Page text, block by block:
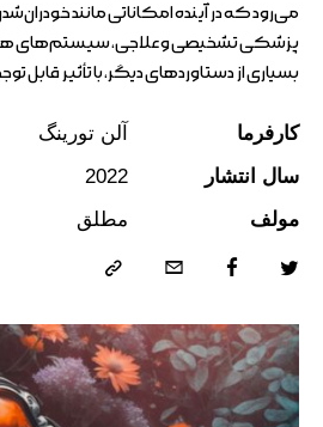
می‌رود که در آینده امکاناتی مانند
پزشکی تشخیصی و علاجی، سیستم‌های
بسیاری از دستاوردهای دیگر، با تأثیر قابل
کارفرما
آلن تورینگ
سال انتشار
2022
مولف
مطلق